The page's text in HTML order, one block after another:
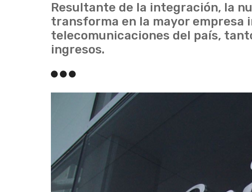
Resultante de la integración, la
transforma en la mayor empresa
telecomunicaciones del país,
ingresos.